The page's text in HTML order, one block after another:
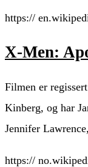
https://
X-Men:
Filmen er
Kinberg, og har
Jennifer
https://